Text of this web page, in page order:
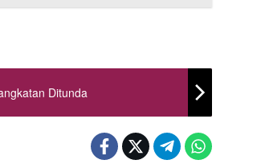
Ditunda